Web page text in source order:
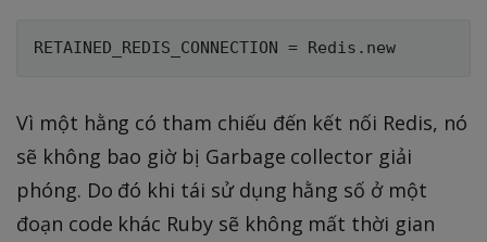
Vì một hằng có tham chiếu đến kết nối Redis, nó
sẽ không bao giờ bị Garbage collector giải
phóng. Do đó khi tái sử dụng hằng số ở một
đoạn code khác Ruby sẽ không mất thời gian